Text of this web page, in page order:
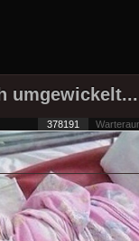
umgewickelt...
378191